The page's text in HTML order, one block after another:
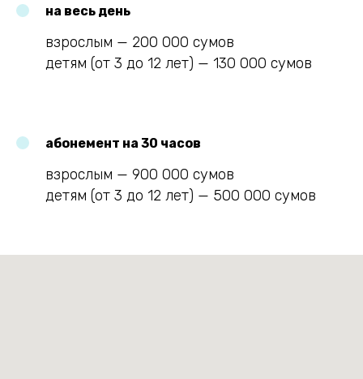
на весь день
взрослым — 200 000 сумов
детям (от 3 до 12 лет) — 130 000 сумов
абонемент на 30 часов
взрослым — 900 000 сумов
детям (от 3 до 12 лет) — 500 000 сумов